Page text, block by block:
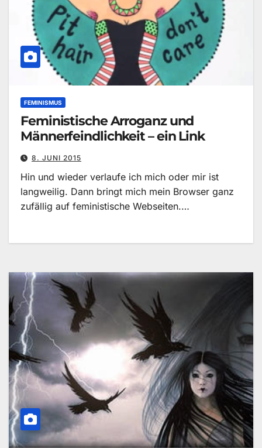
FEMINISMUS
Feministische Arroganz und
Männerfeindlichkeit – ein Link
8. JUNI 2015
Hin und wieder verlaufe ich mich oder mir ist
langweilig. Dann bringt mich mein Browser ganz
zufällig auf feministische Webseiten.…